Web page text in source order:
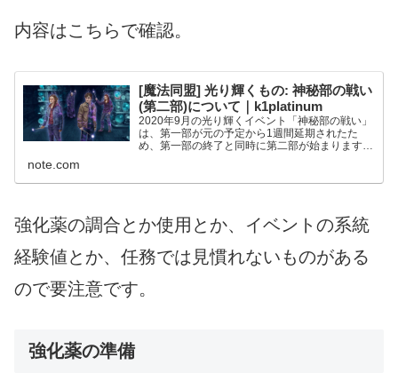
内容はこちらで確認。
[魔法同盟] 光り輝くもの: 神秘部の戦い
(第二部)について｜k1platinum
2020年9月の光り輝くイベント「神秘部の戦い」
は、第一部が元の予定から1週間延期されたた
め、第一部の終了と同時に第二部が始まります。
がかかります...
note.com
強化薬の調合とか使用とか、イベントの系統
経験値とか、任務では見慣れないものがある
ので要注意です。
強化薬の準備